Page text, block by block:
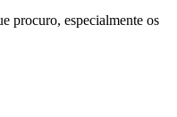
procuro, especialmente os